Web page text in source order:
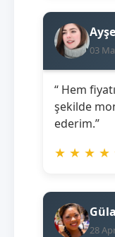
03
“ Hem
şekilde
ederim.”
★ ★ ★ ★
28